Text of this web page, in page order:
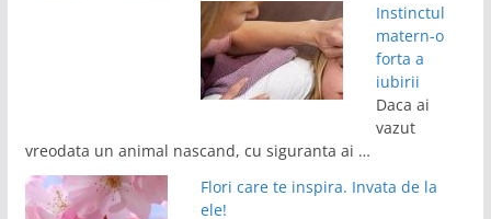
Instinctul
matern-o
forta a
iubirii
Daca ai
vazut
vreodata un animal nascand, cu siguranta ai …
Flori care te inspira. Invata de la
ele!